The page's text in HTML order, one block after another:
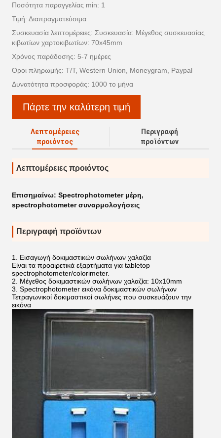
Ποσότητα παραγγελίας min: 1
Τιμή: Διαπραγματεύσιμα
Συσκευασία λεπτομέρειες: Συσκευασία: Μέγεθος συσκευασίας
κιβωτίων χαρτοκιβωτίων: 70x45mm
Χρόνος παράδοσης: 5-7 ημέρες
Όροι πληρωμής: T/T, Western Union, Moneygram, Paypal
Δυνατότητα προσφοράς: 1000 το μήνα
Πάρτε την καλύτερη τιμή
Λεπτομέρειες
προιόντος
Περιγραφή
προϊόντων
Λεπτομέρειες προιόντος
Επισημαίνω: Spectrophotometer μέρη,
spectrophotometer συναρμολογήσεις
Περιγραφή προϊόντων
1. Εισαγωγή δοκιμαστικών σωλήνων χαλαζία
Είναι τα προαιρετικά εξαρτήματα για tabletop
spectrophotometer/colorimeter.
2. Μέγεθος δοκιμαστικών σωλήνων χαλαζία: 10x10mm
3. Spectrophotometer εικόνα δοκιμαστικών σωλήνων
Τετραγωνικοί δοκιμαστικοί σωλήνες που συσκευάζουν την
εικόνα